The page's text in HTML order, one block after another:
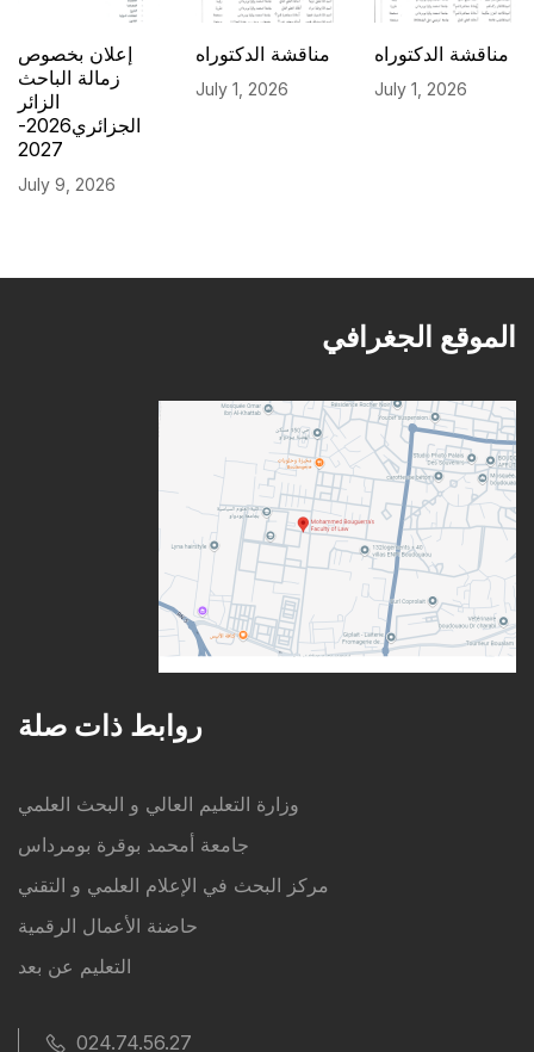
إعلان بخصوص
زمالة الباحث
الزائر
الجزائري2026-
2027
July 9, 2026
مناقشة الدكتوراه
July 1, 2026
مناقشة الدكتوراه
July 1, 2026
الموقع الجغرافي
روابط ذات صلة
وزارة التعليم العالي و البحث العلمي
جامعة أمحمد بوقرة بومرداس
مركز البحث في الإعلام العلمي و التقني
حاضنة الأعمال الرقمية
التعليم عن بعد
024.74.56.27